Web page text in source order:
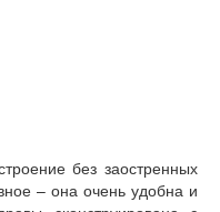
без заостренных
– она очень удобна и